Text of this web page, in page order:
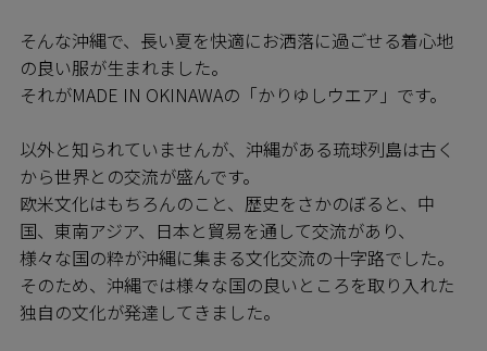
そんな沖縄で、長い夏を快適にお洒落に過ごせる着心地
の良い服が生まれました。
それがMADE IN OKINAWAの「かりゆしウエア」です。
以外と知られていませんが、沖縄がある琉球列島は古く
から世界との交流が盛んです。
欧米文化はもちろんのこと、歴史をさかのぼると、中
国、東南アジア、日本と貿易を通して交流があり、
様々な国の粋が沖縄に集まる文化交流の十字路でした。
そのため、沖縄では様々な国の良いところを取り入れた
独自の文化が発達してきました。